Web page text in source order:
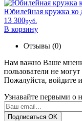
Юбилейная кружка ко
13 300pyб.
В корзину
Отзывы (0)
Нам важно Ваше
пользователи не могут
Пожалуйста, войдите
Узнавайте первыми о
Подписаться OK